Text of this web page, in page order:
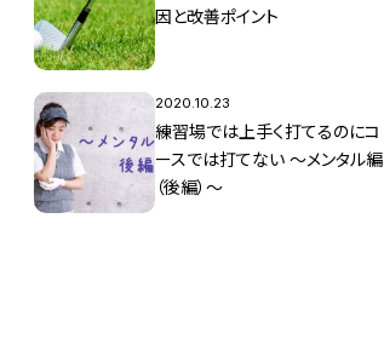
因と改善ポイント
2020.10.23
練習場では上手く打てるのにコ
ースでは打てない ～メンタル編
（後編）～